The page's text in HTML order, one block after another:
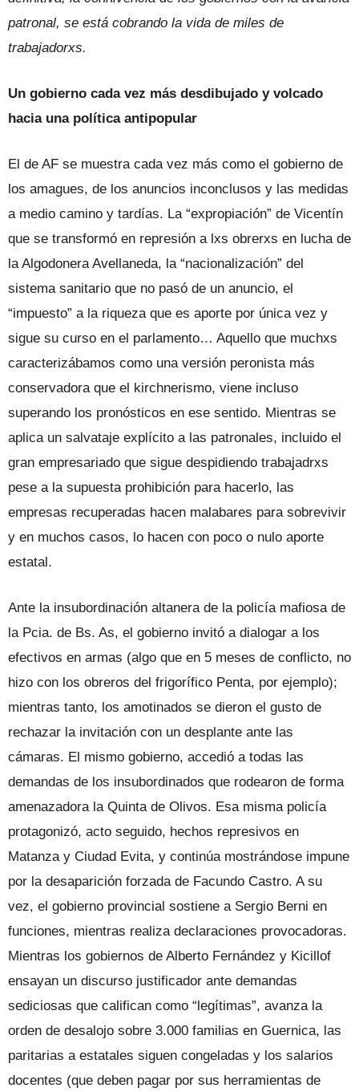
patronal, se está cobrando la vida de miles de
trabajadorxs.
Un gobierno cada vez más desdibujado y volcado
hacia una política antipopular
El de AF se muestra cada vez más como el gobierno de
los amagues, de los anuncios inconclusos y las medidas
a medio camino y tardías. La “expropiación” de Vicentín
que se transformó en represión a lxs obrerxs en lucha de
la Algodonera Avellaneda, la “nacionalización” del
sistema sanitario que no pasó de un anuncio, el
“impuesto” a la riqueza que es aporte por única vez y
sigue su curso en el parlamento… Aquello que muchxs
caracterizábamos como una versión peronista más
conservadora que el kirchnerismo, viene incluso
superando los pronósticos en ese sentido. Mientras se
aplica un salvataje explícito a las patronales, incluido el
gran empresariado que sigue despidiendo trabajadrxs
pese a la supuesta prohibición para hacerlo, las
empresas recuperadas hacen malabares para sobrevivir
y en muchos casos, lo hacen con poco o nulo aporte
estatal.
Ante la insubordinación altanera de la policía mafiosa de
la Pcia. de Bs. As, el gobierno invitó a dialogar a los
efectivos en armas (algo que en 5 meses de conflicto, no
hizo con los obreros del frigorífico Penta, por ejemplo);
mientras tanto, los amotinados se dieron el gusto de
rechazar la invitación con un desplante ante las
cámaras. El mismo gobierno, accedió a todas las
demandas de los insubordinados que rodearon de forma
amenazadora la Quinta de Olivos. Esa misma policía
protagonizó, acto seguido, hechos represivos en
Matanza y Ciudad Evita, y continúa mostrándose impune
por la desaparición forzada de Facundo Castro. A su
vez, el gobierno provincial sostiene a Sergio Berni en
funciones, mientras realiza declaraciones provocadoras.
Mientras los gobiernos de Alberto Fernández y Kicillof
ensayan un discurso justificador ante demandas
sediciosas que califican como “legítimas”, avanza la
orden de desalojo sobre 3.000 familias en Guernica, las
paritarias a estatales siguen congeladas y los salarios
docentes (que deben pagar por sus herramientas de